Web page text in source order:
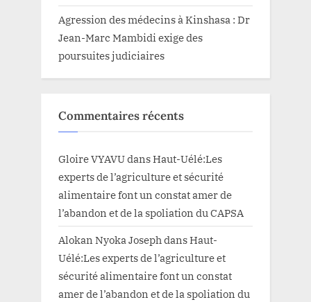
Agression des médecins à Kinshasa : Dr
Jean-Marc Mambidi exige des
poursuites judiciaires
Commentaires récents
Gloire VYAVUdansHaut-Uélé:Les
experts de l’agriculture et sécurité
alimentaire font un constat amer de
l’abandon et de la spoliation du CAPSA
Alokan Nyoka JosephdansHaut-
Uélé:Les experts de l’agriculture et
sécurité alimentaire font un constat
amer de l’abandon et de la spoliation du